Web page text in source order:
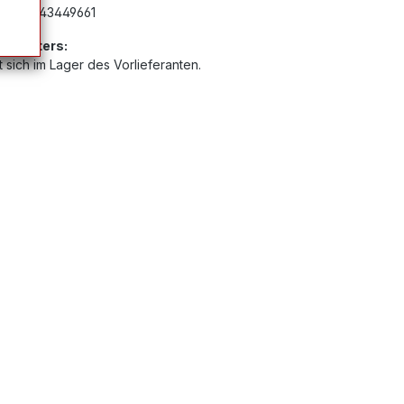
G43449661
Anbieters:
im Lager des Vorlieferanten.